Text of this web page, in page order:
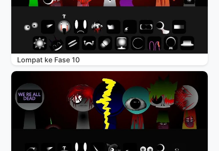
Lompat ke Fase 10